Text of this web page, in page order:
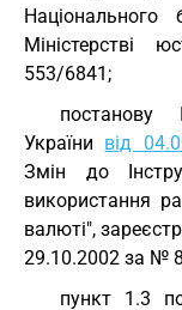
Національного
Міністерстві
553/6841;
постанову
України від
Змін до
використання
валюті",
29.10.2002 за №
пункт 1.3